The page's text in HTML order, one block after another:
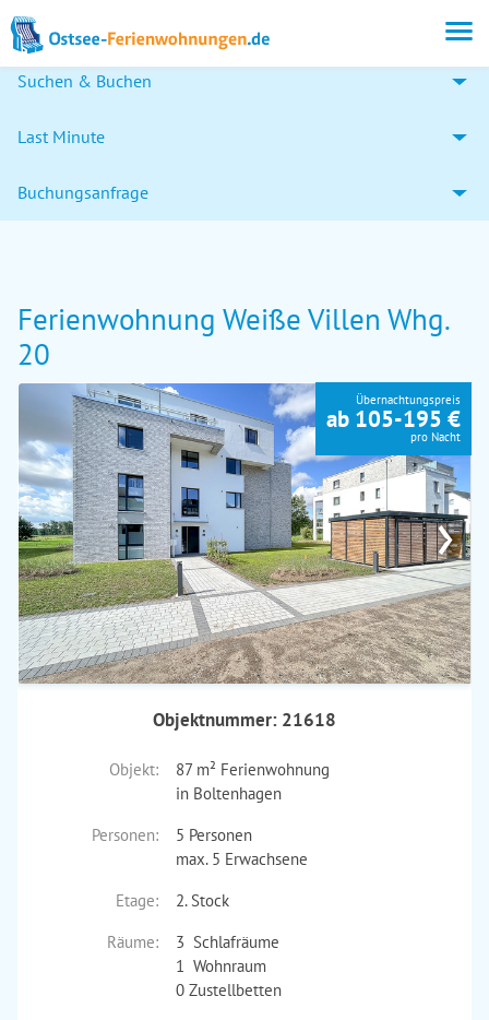
Suchen & Buchen
Last Minute
Buchungsanfrage
Ferienwohnung Weiße Villen Whg.
20
›
Übernachtungspreis
ab 105-195 €
pro Nacht
Objektnummer: 21618
Objekt:
87 m² Ferienwohnung
in Boltenhagen
Personen:
5 Personen
max. 5 Erwachsene
Etage:
2. Stock
Räume:
3 Schlafräume
1 Wohnraum
0 Zustellbetten